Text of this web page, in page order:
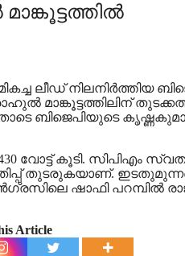
ലീഡ് നിലനിര്‍ത്തിയ
മാങ്കൂട്ടത്തിലിന്
ബിജെപിയുടെ
കൂടി. സിപിഎം
കുതിപ്പ് തുടരുകയാണ്.
ഷാഫി പറമ്പില്‍
Article